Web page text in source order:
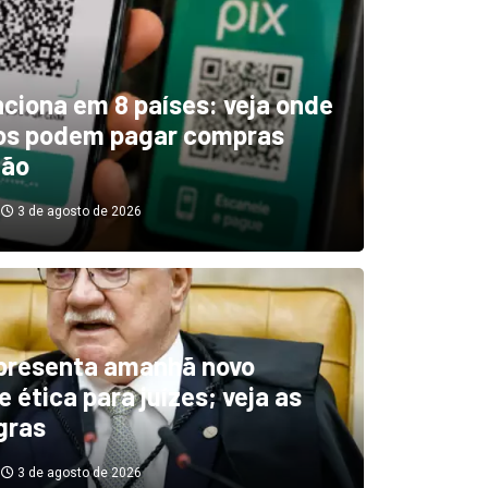
indica El Niño
diminuindo chuvas e
secas de rios
3 de agosto de 2026
em 8 países: veja onde
podem pagar compras
3 de agosto de 2026
amanhã novo
ética para juízes; veja as
3 de agosto de 2026